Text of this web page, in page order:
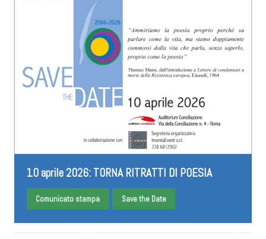
10 aprile 2026: TORNA RITRATTI DI POESIA
Comunicato stampa Save the Date